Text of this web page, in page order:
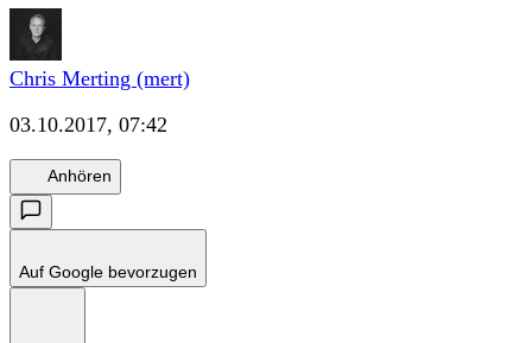
Chris Merting (mert)
03.10.2017, 07:42
Anhören
Auf Google bevorzugen